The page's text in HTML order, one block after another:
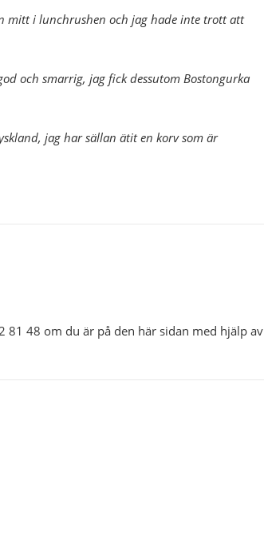
mitt i lunchrushen och jag hade inte trott att
och smarrig, jag fick dessutom Bostongurka
jag har sällan ätit en korv som är
81 48 om du är på den här sidan med hjälp av